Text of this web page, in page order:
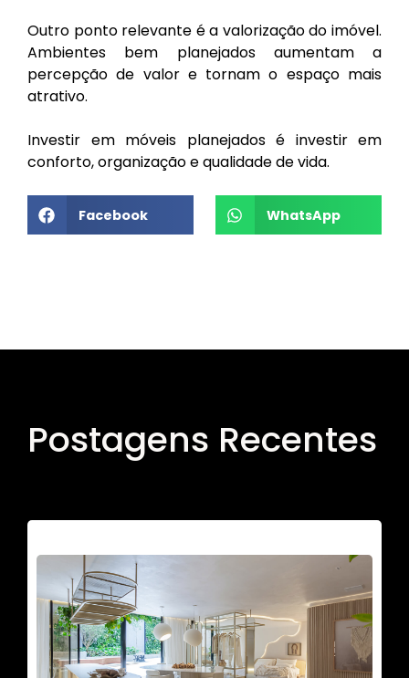
Outro ponto relevante é a valorização do imóvel.
Ambientes bem planejados aumentam a
percepção de valor e tornam o espaço mais
atrativo.
Investir em móveis planejados é investir em
conforto, organização e qualidade de vida.
Facebook WhatsApp
Postagens Recentes